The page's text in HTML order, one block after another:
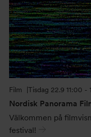
Tisdag 22.9 11:00 -
Film
Nordisk Panorama
Välkommen på
festival!